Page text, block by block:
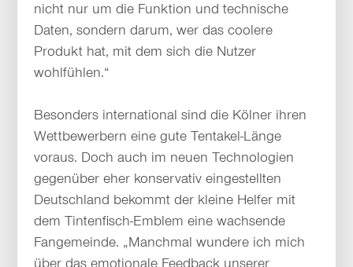
nicht nur um die Funktion und technische
Daten, sondern darum, wer das coolere
Produkt hat, mit dem sich die Nutzer
wohlfühlen.“
Besonders international sind die Kölner ihren
Wettbewerbern eine gute Tentakel-Länge
voraus. Doch auch im neuen Technologien
gegenüber eher konservativ eingestellten
Deutschland bekommt der kleine Helfer mit
dem Tintenfisch-Emblem eine wachsende
Fangemeinde. „Manchmal wundere ich mich
über das emotionale Feedback unserer